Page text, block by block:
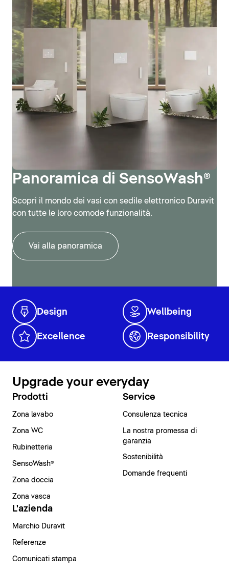
Panoramica di SensoWash®
Scopri il mondo dei vasi con sedile elettronico Duravit
con tutte le loro comode funzionalità.
Vai alla panoramica
Design Wellbeing
Excellence Responsibility
Upgrade your everyday
Prodotti
Zona lavabo
Zona WC
Rubinetteria
SensoWash®
Zona doccia
Zona vasca
Service
Consulenza tecnica
La nostra promessa di
garanzia
Sostenibilità
Domande frequenti
L'azienda
Marchio Duravit
Referenze
Comunicati stampa